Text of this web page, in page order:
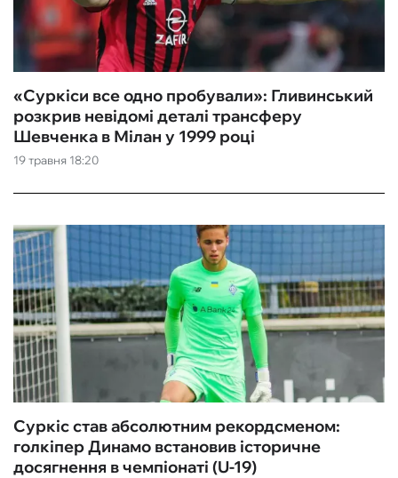
19 травня 18:20
«Суркіси все одно пробували»: Гливинський
розкрив невідомі деталі трансферу
Шевченка в Мілан у 1999 році
Суркіс став абсолютним рекордсменом:
голкіпер Динамо встановив історичне
досягнення в чемпіонаті (U-19)